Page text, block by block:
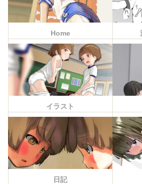
Home
イラスト
日記